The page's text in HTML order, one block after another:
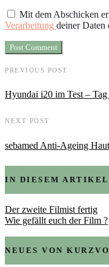
Mit dem Abschicken
Verarbeitung deiner Daten
PREVIOUS POST
Hyundai i20 im Test – Tag
NEXT POST
sebamed Anti-Ageing
IN DIESEM
Der zweite Filmist fertig
Wie gefällt euch der Film ?
NEUES VON